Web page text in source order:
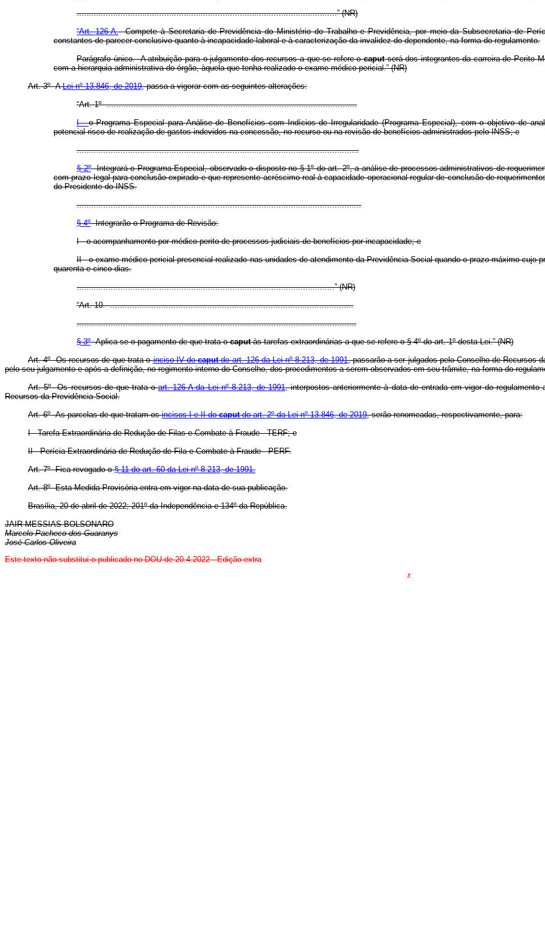
...........................................................................................................” (NR)
“Art. 126-A.Compete à Secretaria de Previdência do Ministério do Trabalho e Previdência, por meio da Subsecretaria de
constantes de parecer conclusivo quanto à incapacidade laboral e à caracterização da invalidez do dependente, na forma do regulamento.
Parágrafo único. A atribuição para o julgamento dos recursos a que se refere ocaputserá dos integrantes da carreira de Perito
com a hierarquia administrativa do órgão, àquela que tenha realizado o exame médico pericial.” (NR)
Art. 3º ALei nº 13.846, de 2019,passa a vigorar com as seguintes alterações:
“Art. 1º .......................................................................................................
I -o Programa Especial para Análise de Benefícios com Indícios de Irregularidade (Programa Especial), com o objetivo de
potencial risco de realização de gastos indevidos na concessão, no recurso ou na revisão de benefícios administrados pelo INSS; e
....................................................................................................................
§ 2ºIntegrará o Programa Especial, observado o disposto no § 1º do art. 2º, a análise de processos administrativos de
com prazo legal para conclusão expirado e que represente acréscimo real à capacidade operacional regular de conclusão de
do Presidente do INSS.
.....................................................................................................................
§ 4ºIntegrarão o Programa de Revisão:
I - o acompanhamento por médico perito de processos judiciais de benefícios por incapacidade; e
II - o exame médico pericial presencial realizado nas unidades de atendimento da Previdência Social quando o prazo máximo cujo
quarenta e cinco dias.
..........................................................................................................” (NR)
“Art. 10. ....................................................................................................
...................................................................................................................
§ 3ºAplica-se o pagamento de que trata ocaputàs tarefas extraordinárias a que se refere o § 4º do art. 1º desta Lei.” (NR)
Art. 4º Os recursos de que trata oinciso IV docaputdo art. 126 da Lei nº 8.213, de 1991, passarão a ser julgados pelo Conselho de Recursos
pelo seu julgamento e após a definição, no regimento interno do Conselho, dos procedimentos a serem observados em seu trâmite, na forma do
Art. 5º Os recursos de que trata oart. 126-A da Lei nº 8.213, de 1991,interpostos anteriormente à data de entrada em vigor do
Recursos da Previdência Social.
Art. 6º As parcelas de que tratam osincisos I e II docaputdo art. 2º da Lei nº 13.846, de 2019, serão renomeadas, respectivamente, para:
I - Tarefa Extraordinária de Redução de Filas e Combate à Fraude - TERF; e
II - Perícia Extraordinária de Redução de Fila e Combate à Fraude - PERF.
Art. 7º Fica revogado o§ 11 do art. 60 da Lei nº 8.213, de 1991.
Art. 8º Esta Medida Provisória entra em vigor na data de sua publicação.
Brasília, 20 de abril de 2022; 201º da Independência e 134º da República.
JAIR MESSIAS BOLSONARO
Marcelo Pacheco dos Guaranys
José Carlos Oliveira
Este texto não substitui o publicado no DOU de 20.4.2022 - Edição extra
*